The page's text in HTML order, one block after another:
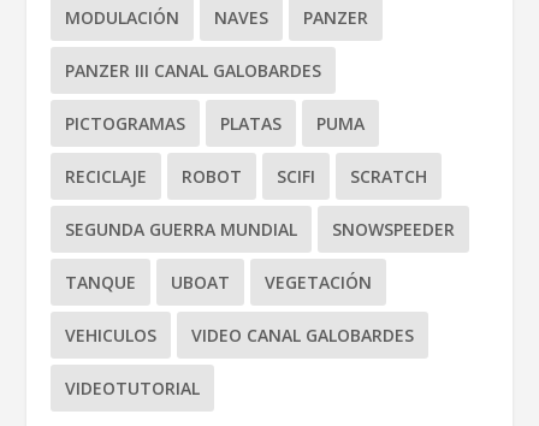
MODULACIÓN NAVES PANZER
PANZER III CANAL GALOBARDES
PICTOGRAMAS PLATAS PUMA
RECICLAJE ROBOT SCIFI SCRATCH
SEGUNDA GUERRA MUNDIAL SNOWSPEEDER
TANQUE UBOAT VEGETACIÓN
VEHICULOS VIDEO CANAL GALOBARDES
VIDEOTUTORIAL